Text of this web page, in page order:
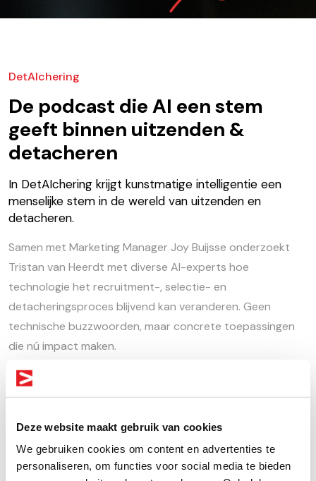
Deze website maakt gebruik van cookies
We gebruiken cookies om content en advertenties te
personaliseren, om functies voor social media te bieden
DetAIchering
De podcast die AI een stem
geeft binnen uitzenden &
detacheren
In DetAIchering krijgt kunstmatige intelligentie een
menselijke stem in de wereld van uitzenden en
detacheren.
Samen met Marketing Manager Joy Buijsse onderzoekt
Tristan van Heerdt met diverse AI-experts hoe
technologie het recruitment-, selectie- en
detacheringsproces blijvend kan veranderen. Geen
technische buzzwoorden, maar concrete toepassingen
die nú impact maken.
“Onze sector staat aan de vooravond van grote
dat er inmiddels ruim 4.500 AI-partijen actief zijn in
Nederland. Hoe bepaal je dan welke oplossingen er écht
toe doen? Omdat we bij Joinuz continu willen